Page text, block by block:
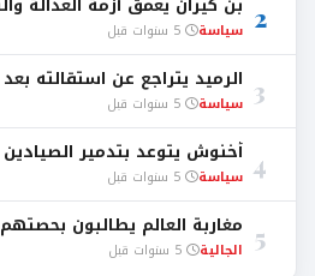
2 سياسة
3 الرميد يتراجع عن استقالته
سياسة
4 أخنوش يتوعد بتدمير الصيادين
سياسة
5 مغاربة العالم يطالبون
الجالية